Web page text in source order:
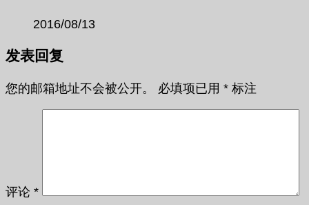
2016/08/13
发表回复
您的邮箱地址不会被公开。 必填项已用 * 标注
评论 *